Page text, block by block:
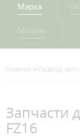
Марка
Главная Подбор
Запчасти
FZ16